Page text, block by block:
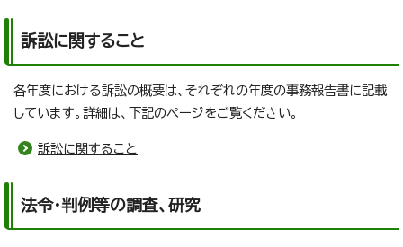
訴訟に関すること
各年度における訴訟の概要は、それぞれの年度の事務報告書に記載
しています。詳細は、下記のページをご覧ください。
訴訟に関すること
法令・判例等の調査、研究